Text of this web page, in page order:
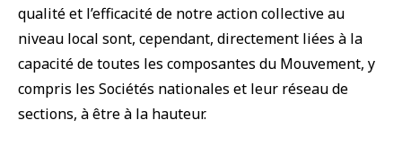
qualité et l’efficacité de notre action collective au
niveau local sont, cependant, directement liées à la
capacité de toutes les composantes du Mouvement, y
compris les Sociétés nationales et leur réseau de
sections, à être à la hauteur.